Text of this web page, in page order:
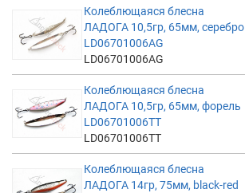
Колеблющаяся блесна
ЛАДОГА 10,5гр, 65мм, серебро
LD06701006AG
LD06701006AG
Колеблющаяся блесна
ЛАДОГА 10,5гр, 65мм, форель
LD06701006TT
LD06701006TT
Колеблющаяся блесна
ЛАДОГА 14гр, 75мм, black-red